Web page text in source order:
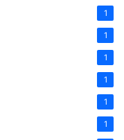
1
1
1
1
1
1